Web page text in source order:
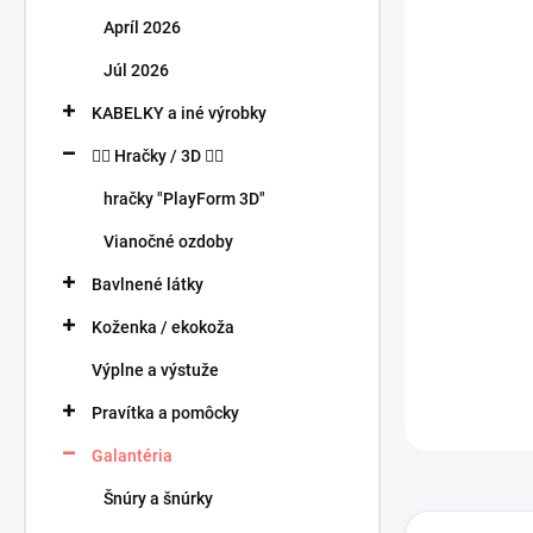
Apríl 2026
Júl 2026
KABELKY a iné výrobky
🧍‍♀️ Hračky / 3D 🧍‍♂️
hračky "PlayForm 3D"
Vianočné ozdoby
Bavlnené látky
Koženka / ekokoža
Výplne a výstuže
Pravítka a pomôcky
Galantéria
Šnúry a šnúrky